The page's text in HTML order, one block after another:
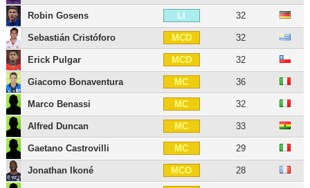
Robin Gosens LI 32
Sebastián Cristóforo MCD 32
Erick Pulgar MCD 32
Giacomo Bonaventura MC 36
Marco Benassi MC 32
Alfred Duncan MC 33
Gaetano Castrovilli MC 29
Jonathan Ikoné MCO 28